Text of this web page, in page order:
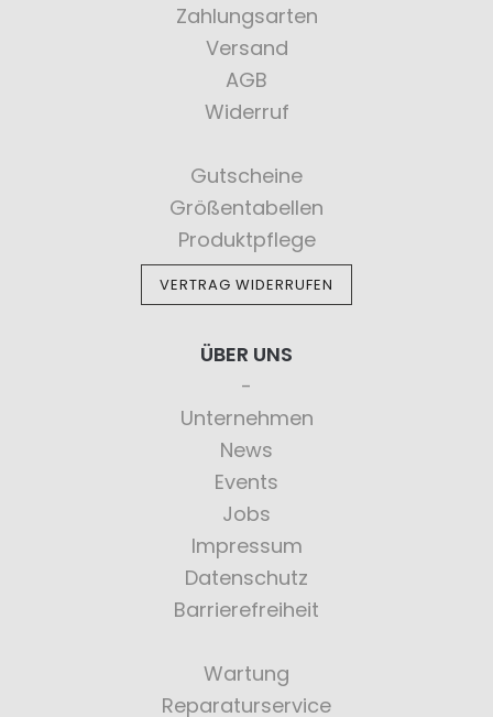
Zahlungsarten
Versand
AGB
Widerruf
Gutscheine
Größentabellen
Produktpflege
VERTRAG WIDERRUFEN
ÜBER UNS
Unternehmen
News
Events
Jobs
Impressum
Datenschutz
Barrierefreiheit
Wartung
Reparaturservice